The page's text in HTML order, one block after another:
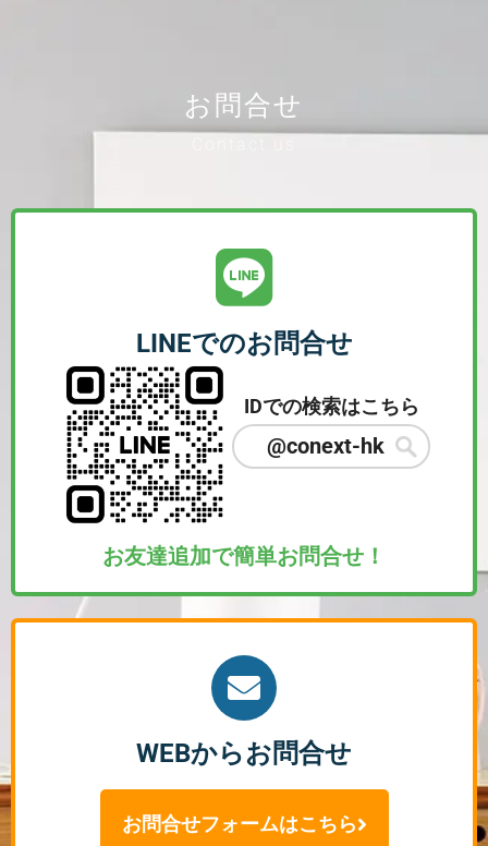
お問合せ
LINEでのお問合せ
IDでの検索はこちら
@conext-hk
お友達追加で簡単お問合せ！
WEBからお問合せ
お問合せフォームはこちら